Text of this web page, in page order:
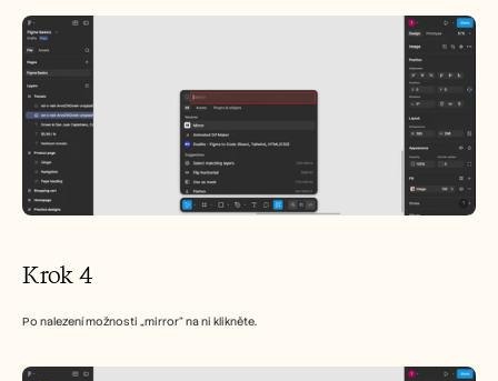
Krok 4
Po nalezení možnosti „mirror“ na ni klikněte.